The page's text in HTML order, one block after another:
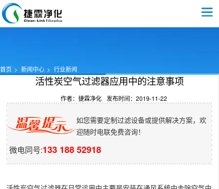
首页 新闻中心 行业新闻
活性炭空气过滤器应用中的注意事项
作者：捷霖净化 发布时间：2019-11-22
如您需要定制过滤设备或提供解决方案，欢
迎随时电联免费咨询！
微电同号:133 188 52918